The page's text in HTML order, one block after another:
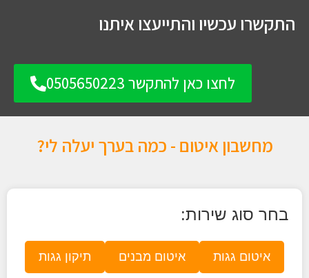
התקשרו עכשיו והתייעצו איתנו
לחצו כאן להתקשר 0505650223
מחשבון איטום - כמה בערך יעלה לי?
בחר סוג שירות:
איטום גגות איטום מבנים תיקון גגות